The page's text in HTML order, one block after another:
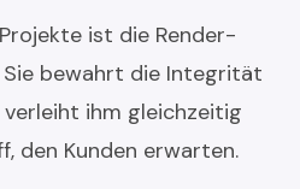
ist die Render-
Sie bewahrt die Integrität
ihm gleichzeitig
den Kunden erwarten.